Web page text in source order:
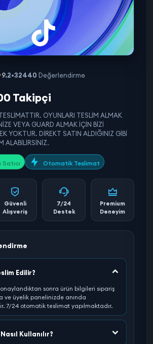
9.2•32440 Değerlendirme
Takipçi
OYUNLARI TESLİM ALMAK
VEYA GUARD ALMAK İÇİN BİZİ
YOKTUR. DİREKT SATIN ALDIĞINIZ GİBİ
ALABİLİRSİNİZ.
Otomatik Teslimat
Güvenli
Alışveriş
7/24
Destek
Premium
Deneyim
Edilir?
sonra ürün bilgileri sipariş
ve üyelik panelinizde anında
7/24 otomatik teslimat yapılmaktadır.
Kullanılır?